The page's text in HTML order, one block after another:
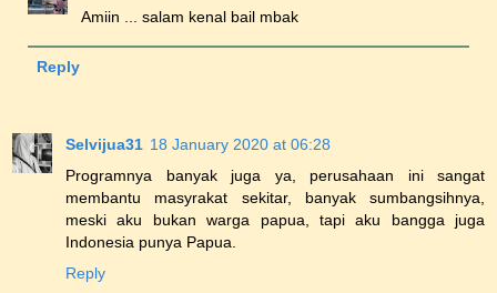
Amiin ... salam kenal bail mbak
Reply
Selvijua31 18 January 2020 at 06:28
Programnya banyak juga ya, perusahaan ini sangat
membantu masyrakat sekitar, banyak sumbangsihnya,
meski aku bukan warga papua, tapi aku bangga juga
Indonesia punya Papua.
Reply